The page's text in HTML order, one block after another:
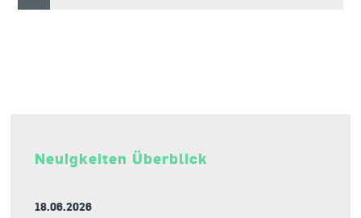
Neuigkeiten Überblick
18.06.2026